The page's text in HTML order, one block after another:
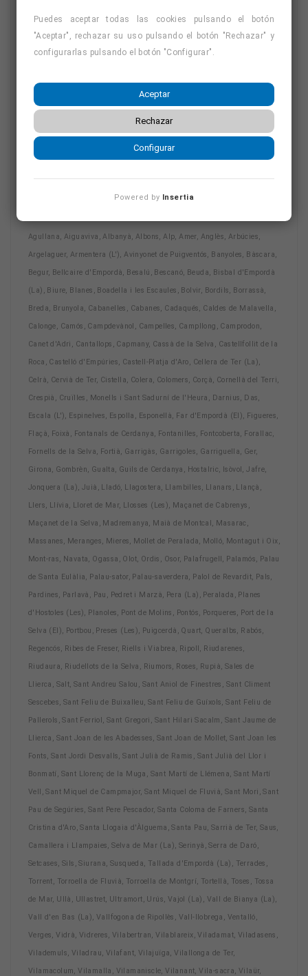
Disponible para Todas Estas
Localidades
Al ser un curso online, puedes acceder a nuestro
Agullana, Aiguaviva, Albanyà, Albons, Alp, Amer, Anglès, Arbúcies,
Argelaguer, Armentera (L'), Avinyonet de Puigventós, Banyoles, Bàscara,
Begur, Bellcaire d'Empordà, Besalú, Bescanó, Beuda, Bisbal d'Empordà
(La), Biure, Blanes, Boadella i les Escaules, Bolvir, Bordils, Borrassà,
Breda, Brunyola, Cabanelles, Cabanes, Cadaqués, Caldes de Malavella,
Calonge, Camós, Campdevànol, Campelles, Campllong, Camprodon,
Canet d'Adri, Cantallops, Capmany, Cassà de la Selva, Castellfollit de la
Roca, Castelló d'Empúries, Castell-Platja d'Aro, Cellera de Ter (La),
Celrà, Cervià de Ter, Cistella, Colera, Colomers, Corçà, Cornellà del Terri,
Crespià, Cruïlles, Monells i Sant Sadurní de l'Heura, Darnius, Das,
Escala (L'), Espinelves, Espolla, Esponellà, Far d'Empordà (El), Figueres,
Flaçà, Foixà, Fontanals de Cerdanya, Fontanilles, Fontcoberta, Forallac,
Fornells de la Selva, Fortià, Garrigàs, Garrigoles, Garriguella, Ger,
Girona, Gombrèn, Gualta, Guils de Cerdanya, Hostalric, Isòvol, Jafre,
Jonquera (La), Juià, Lladó, Llagostera, Llambilles, Llanars, Llançà,
Llers, Llívia, Lloret de Mar, Llosses (Les), Maçanet de Cabrenys,
Maçanet de la Selva, Madremanya, Maià de Montcal, Masarac,
Massanes, Meranges, Mieres, Mollet de Peralada, Molló, Montagut i Oix,
Mont-ras, Navata, Ogassa, Olot, Ordis, Osor, Palafrugell, Palamós, Palau
de Santa Eulàlia, Palau-sator, Palau-saverdera, Palol de Revardit, Pals,
Pardines, Parlavà, Pau, Pedret i Marzà, Pera (La), Peralada, Planes
d'Hostoles (Les), Planoles, Pont de Molins, Pontós, Porqueres, Port de la
Selva (El), Portbou, Preses (Les), Puigcerdà, Quart, Queralbs, Rabós,
Regencós, Ribes de Freser, Riells i Viabrea, Ripoll, Riudarenes,
Riudaura, Riudellots de la Selva, Riumors, Roses, Rupià, Sales de
Llierca, Salt, Sant Andreu Salou, Sant Aniol de Finestres, Sant Climent
Sescebes, Sant Feliu de Buixalleu, Sant Feliu de Guíxols, Sant Feliu de
Pallerols, Sant Ferriol, Sant Gregori, Sant Hilari Sacalm, Sant Jaume de
Llierca, Sant Joan de les Abadesses, Sant Joan de Mollet, Sant Joan les
Fonts, Sant Jordi Desvalls, Sant Julià de Ramis, Sant Julià del Llor i
Bonmatí, Sant Llorenç de la Muga, Sant Martí de Llémena, Sant Martí
Vell, Sant Miquel de Campmajor, Sant Miquel de Fluvià, Sant Mori, Sant
Pau de Segúries, Sant Pere Pescador, Santa Coloma de Farners, Santa
Cristina d'Aro, Santa Llogaia d'Àlguema, Santa Pau, Sarrià de Ter, Saus,
Camallera i Llampaies, Selva de Mar (La), Serinyà, Serra de Daró,
Setcases, Sils, Siurana, Susqueda, Tallada d'Empordà (La), Terrades,
Torrent, Torroella de Fluvià, Torroella de Montgrí, Tortellà, Toses, Tossa
de Mar, Ullà, Ullastret, Ultramort, Urús, Vajol (La), Vall de Bianya (La),
Vall d'en Bas (La), Vallfogona de Ripollès, Vall-llobrega, Ventalló,
Verges, Vidrà, Vidreres, Vilabertran, Vilablareix, Viladamat, Viladasens,
Vilademuls, Viladrau, Vilafant, Vilajuïga, Vilallonga de Ter,
Vilamacolum, Vilamalla, Vilamaniscle, Vilanant, Vila-sacra, Vilaür,
Puedes aceptar todas las cookies pulsando el botón
"Aceptar", rechazar su uso pulsando el botón "Rechazar" y
configurarlas pulsando el botón "Configurar".
Aceptar
Rechazar
Configurar
Powered by Insertia